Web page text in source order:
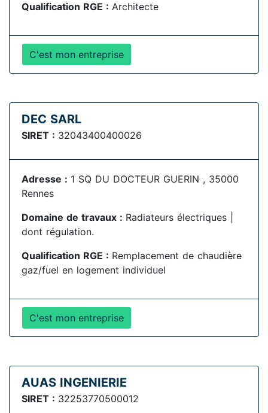
Qualification RGE : Architecte
C'est mon entreprise
DEC SARL
SIRET : 32043400400026
Adresse : 1 SQ DU DOCTEUR GUERIN , 35000
Rennes
Domaine de travaux : Radiateurs électriques |
dont régulation.
Qualification RGE : Remplacement de chaudière
gaz/fuel en logement individuel
C'est mon entreprise
AUAS INGENIERIE
SIRET : 32253770500012